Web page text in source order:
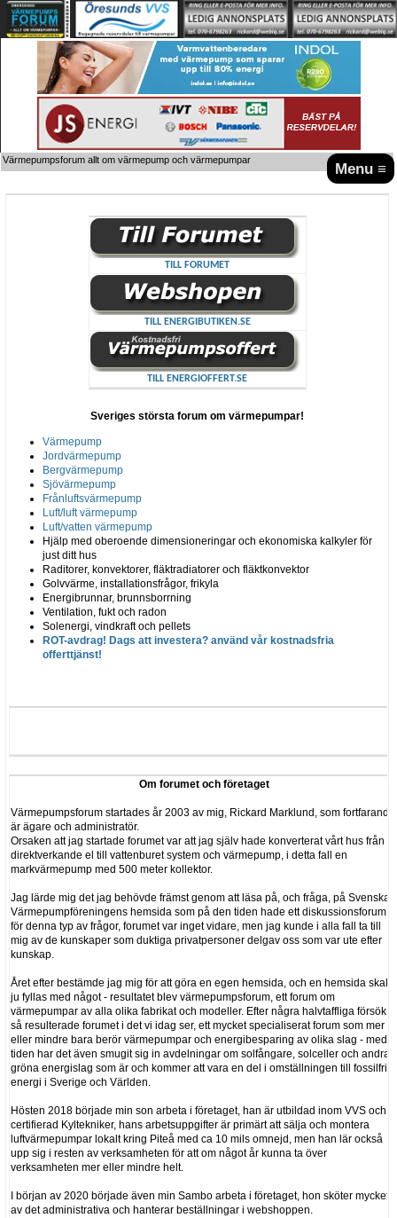
Menu ≡
Värmepumpsforum allt om värmepump och värmepumpar
TILL FORUMET
TILL ENERGIBUTIKEN.SE
TILL ENERGIOFFERT.SE
Sveriges största forum om värmepumpar!
Värmepump
Jordvärmepump
Bergvärmepump
Sjövärmepump
Frånluftsvärmepump
Luft/luft värmepump
Luft/vatten värmepump
Hjälp med oberoende dimensioneringar och ekonomiska kalkyler för
just ditt hus
Raditorer, konvektorer, fläktradiatorer och fläktkonvektor
Golvvärme, installationsfrågor, frikyla
Energibrunnar, brunnsborrning
Ventilation, fukt och radon
Solenergi, vindkraft och pellets
ROT-avdrag! Dags att investera? använd vår kostnadsfria
offerttjänst!
Om forumet och företaget
Värmepumpsforum startades år 2003 av mig, Rickard Marklund, som fortfarande
är ägare och administratör.
Orsaken att jag startade forumet var att jag själv hade konverterat vårt hus från
direktverkande el till vattenburet system och värmepump, i detta fall en
markvärmepump med 500 meter kollektor.
Jag lärde mig det jag behövde främst genom att läsa på, och fråga, på Svenska
Värmepumpföreningens hemsida som på den tiden hade ett diskussionsforum
för denna typ av frågor, forumet var inget vidare, men jag kunde i alla fall ta till
mig av de kunskaper som duktiga privatpersoner delgav oss som var ute efter
kunskap.
Året efter bestämde jag mig för att göra en egen hemsida, och en hemsida skall
ju fyllas med något - resultatet blev värmepumpsforum, ett forum om
värmepumpar av alla olika fabrikat och modeller. Efter några halvtaffliga försök
så resulterade forumet i det vi idag ser, ett mycket specialiserat forum som mer
eller mindre bara berör värmepumpar och energibesparing av olika slag - med
tiden har det även smugit sig in avdelningar om solfångare, solceller och andra
gröna energislag som är och kommer att vara en del i omställningen till fossilfri
energi i Sverige och Världen.
Hösten 2018 började min son arbeta i företaget, han är utbildad inom VVS och
certifierad Kyltekniker, hans arbetsuppgifter är primärt att sälja och montera
luftvärmepumpar lokalt kring Piteå med ca 10 mils omnejd, men han lär också
upp sig i resten av verksamheten för att om något år kunna ta över
verksamheten mer eller mindre helt.
I början av 2020 började även min Sambo arbeta i företaget, hon sköter mycket
av det administrativa och hanterar beställningar i webshoppen.